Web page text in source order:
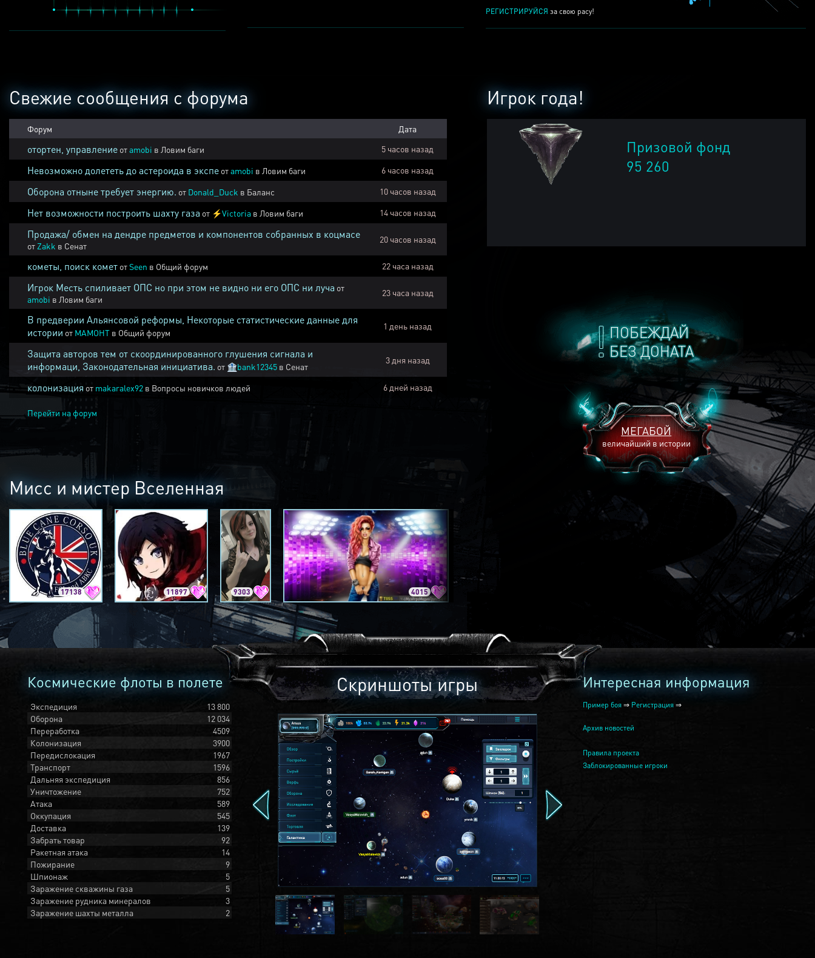
РЕГИСТРИРУЙСЯ за свою расу!
ПОБЕЖДАЙ
БЕЗ ДОНАТА
МЕГАБОЙ
величайший в истории
Игрок года!
Призовой фонд
95 260
Свежие сообщения с форума
Форум Дата
отортен, управление отamobi в Ловим баги 5 часов назад
Невозможно долететь до астероида в экспе отamobi в Ловим баги 6 часов назад
Оборона отныне требует энергию. от Donald_Duck в Баланс 10 часов назад
Нет возможности построить шахту газа от ⚡Victoria в Ловим баги 14 часов назад
Продажа/ обмен на дендре предметов и компонентов собранных в коцмасе
от Zakk в Сенат
20 часов назад
кометы, поиск комет отSeen в Общий форум 22 часа назад
Игрок Месть спиливает ОПС но при этом не видно ни его ОПС ни луча от
amobi в Ловим баги
23 часа назад
В предверии Альянсовой реформы, Некоторые статистические данные для
истории от MAMOHT в Общий форум
1 день назад
Защита авторов тем от скоординированного глушения сигнала и
информаци, Законодательная инициатива. от 🏦bank12345 в Сенат
3 дня назад
колонизация от makaralex92 в Вопросы новичков людей 6 дней назад
Перейти на форум
Мисс и мистер Вселенная
17138 11897 9303 4015 2240
Космические флоты в полете
Экспедиция
13 800
Оборона
12 034
Переработка
4509
Колонизация
3900
Передислокация
1967
Транспорт
1596
Дальняя экспедиция
856
Уничтожение
752
Атака
589
Оккупация
545
Доставка
139
Забрать товар
92
Ракетная атака
14
Пожирание
9
Шпионаж
5
Заражение скважины газа
5
Заражение рудника минералов
3
Заражение шахты металла
2
Скриншоты игры Интересная информация
Пример боя ⇒ Регистрация ⇒
Архив новостей
Правила проекта
Заблокированные игроки